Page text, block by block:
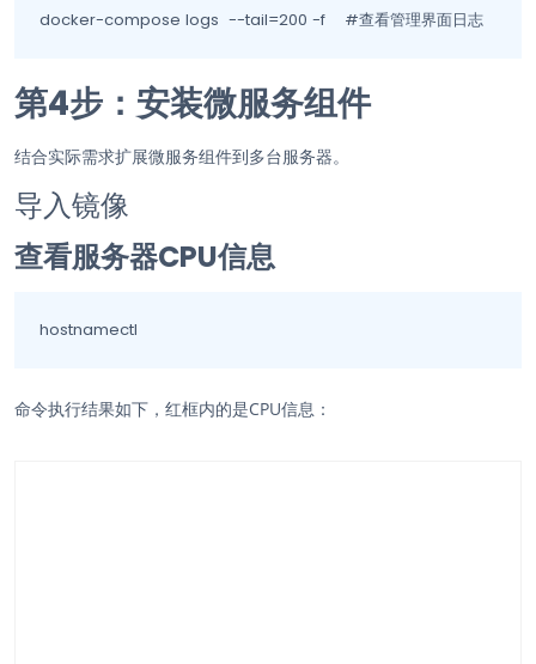
docker-compose logs  --tail=200 -f    #查看管理界面日志
第4步：安装微服务组件
结合实际需求扩展微服务组件到多台服务器。
导入镜像
查看服务器CPU信息
hostnamectl
命令执行结果如下，红框内的是CPU信息：